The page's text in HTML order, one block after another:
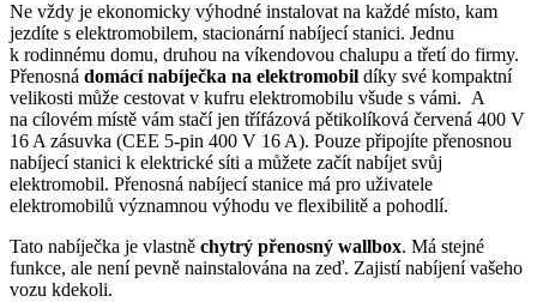
Ne vždy je ekonomicky výhodné instalovat na každé místo, kam
jezdíte s elektromobilem, stacionární nabíjecí stanici. Jednu
k rodinnému domu, druhou na víkendovou chalupu a třetí do firmy.
Přenosná domácí nabíječka na elektromobil díky své kompaktní
velikosti může cestovat v kufru elektromobilu všude s vámi. A
na cílovém místě vám stačí jen třífázová pětikolíková červená 400 V
16 A zásuvka (CEE 5-pin 400 V 16 A). Pouze připojíte přenosnou
nabíjecí stanici k elektrické síti a můžete začít nabíjet svůj
elektromobil. Přenosná nabíjecí stanice má pro uživatele
elektromobilů významnou výhodu ve flexibilitě a pohodlí.
Tato nabíječka je vlastně chytrý přenosný wallbox. Má stejné
funkce, ale není pevně nainstalována na zeď. Zajistí nabíjení vašeho
vozu kdekoli.